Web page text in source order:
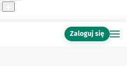
Zaloguj się